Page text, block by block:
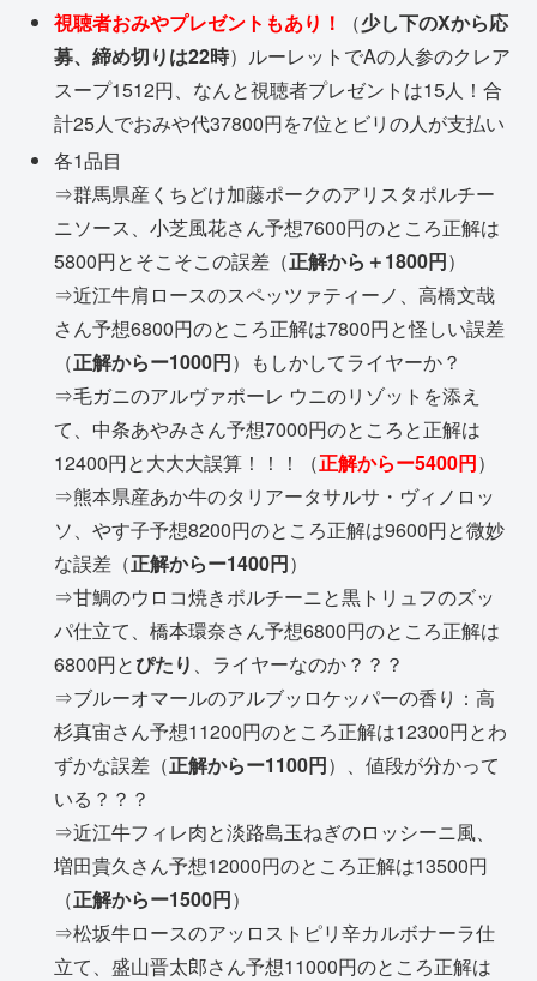
視聴者おみやプレゼントもあり！ （少し下のXから応
募、締め切りは22時）ルーレットでAの人参のクレア
スープ1512円、なんと視聴者プレゼントは15人！合
計25人でおみや代37800円を7位とビリの人が支払い
各1品目
⇒群馬県産くちどけ加藤ポークのアリスタポルチー
ニソース、小芝風花さん予想7600円のところ正解は
5800円とそこそこの誤差（正解から＋1800円）
⇒近江牛肩ロースのスペッツァティーノ、高橋文哉
さん予想6800円のところ正解は7800円と怪しい誤差
（正解からー1000円）もしかしてライヤーか？
⇒毛ガニのアルヴァポーレ ウニのリゾットを添え
て、中条あやみさん予想7000円のところと正解は
12400円と大大大誤算！！！（正解からー5400円）
⇒熊本県産あか牛のタリアータサルサ・ヴィノロッ
ソ、やす子予想8200円のところ正解は9600円と微妙
な誤差（正解からー1400円）
⇒甘鯛のウロコ焼きポルチーニと黒トリュフのズッ
パ仕立て、橋本環奈さん予想6800円のところ正解は
6800円とぴたり 、ライヤーなのか？？？
⇒ブルーオマールのアルブッロケッパーの香り：高
杉真宙さん予想11200円のところ正解は12300円とわ
ずかな誤差（正解からー1100円）、値段が分かって
いる？？？
⇒近江牛フィレ肉と淡路島玉ねぎのロッシーニ風、
増田貴久さん予想12000円のところ正解は13500円
（正解からー1500円）
⇒松坂牛ロースのアッロストピリ辛カルボナーラ仕
立て、盛山晋太郎さん予想11000円のところ正解は